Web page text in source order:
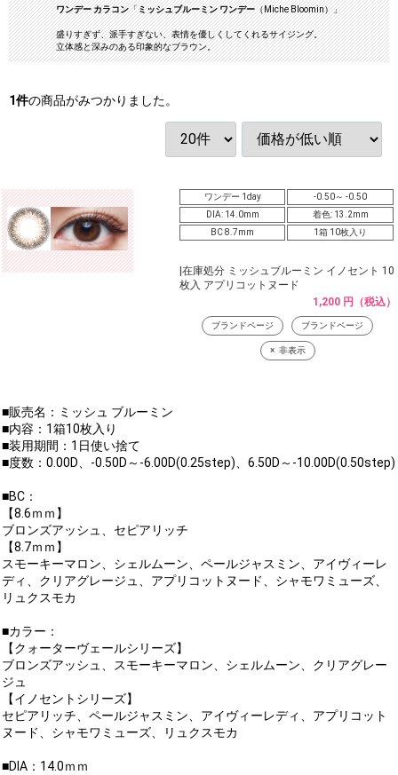
ワンデー カラコン「ミッシュブルーミン ワンデー（Miche Bloomin）」
盛りすぎず、派手すぎない、表情を優しくしてくれるサイジング。
立体感と深みのある印象的なブラウン。
1件の商品がみつかりました。
ワンデー 1day
-0.50～ -0.50
DIA: 14.0mm
着色: 13.2mm
BC 8.7mm
1箱 10枚入り
|在庫処分 ミッシュブルーミン イノセント 10
枚入 アプリコットヌード
1,200 円（税込）
ブランドページ ブランドページ
非表示
■販売名：ミッシュ ブルーミン
■内容：1箱10枚入り
■装用期間：1日使い捨て
■度数：0.00D、-0.50D～-6.00D(0.25step)、6.50D～-10.00D(0.50step)
■BC：
【8.6ｍｍ】
ブロンズアッシュ、セピアリッチ
【8.7ｍｍ】
スモーキーマロン、シェルムーン、ペールジャスミン、アイヴィーレ
ディ、クリアグレージュ、アプリコットヌード、シャモワミューズ、
リュクスモカ
■カラー：
【クォーターヴェールシリーズ】
ブロンズアッシュ、スモーキーマロン、シェルムーン、クリアグレー
ジュ
【イノセントシリーズ】
セピアリッチ、ペールジャスミン、アイヴィーレディ、アプリコット
ヌード、シャモワミューズ、リュクスモカ
■DIA：14.0ｍｍ